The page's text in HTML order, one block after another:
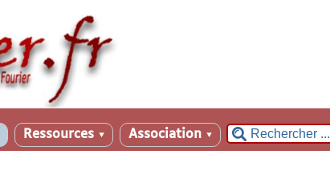
Ressources ▼ Association ▼